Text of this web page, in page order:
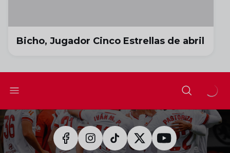
Bicho, Jugador Cinco Estrellas de abril